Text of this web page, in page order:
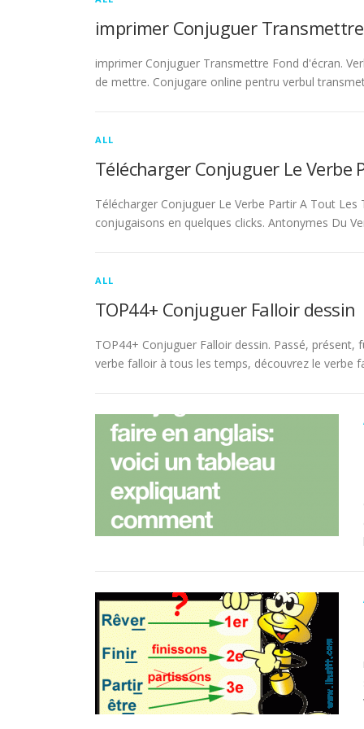
imprimer Conjuguer
imprimer Conjuguer Transmettre Fond d'écran.
de mettre. Conjugare online pentru verbul
ALL
Télécharger Conjuguer Le Verbe
Télécharger Conjuguer Le Verbe Partir A Tout
conjugaisons en quelques clicks. Antonymes Du
ALL
TOP44+ Conjuguer Falloir dessin
TOP44+ Conjuguer Falloir dessin. Passé,
verbe falloir à tous les temps, découvrez le verbe